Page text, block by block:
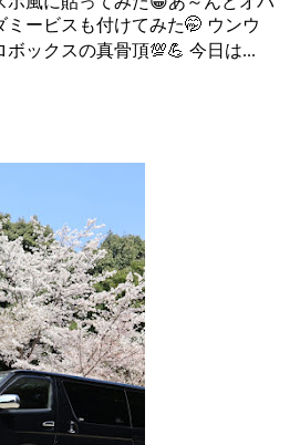
ービスも付けてみた🤭 ウンウ
ボックスの真骨頂💯💪 今日は...